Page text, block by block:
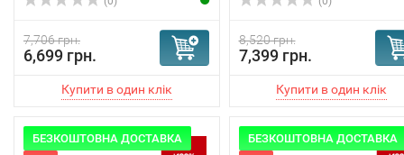
7,706 грн.
6,699 грн.
8,520 грн.
7,399 грн.
БЕЗКОШТОВНА ДОСТАВКА
БЕЗКОШТОВНА ДОСТАВКА